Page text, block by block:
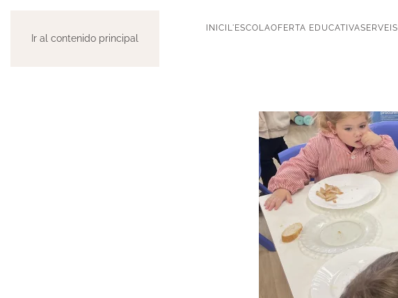
Ir al contenido principal
INICI L'ESCOLAOFERTA EDUCATIVASERVEIS